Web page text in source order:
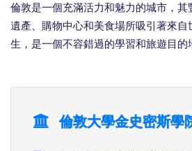
倫敦是一個充滿活力和魅力的城市，其
遺產、購物中心和美食場所吸引著來自
生，是一個不容錯過的學習和旅遊目的
倫敦大學金史密斯學